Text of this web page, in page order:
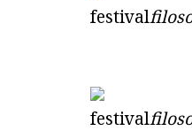
festival
festival